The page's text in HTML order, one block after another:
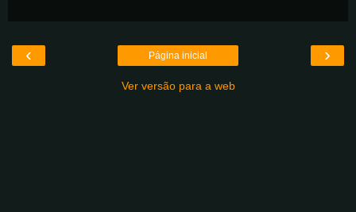
‹ ›
Página inicial
Ver versão para a web